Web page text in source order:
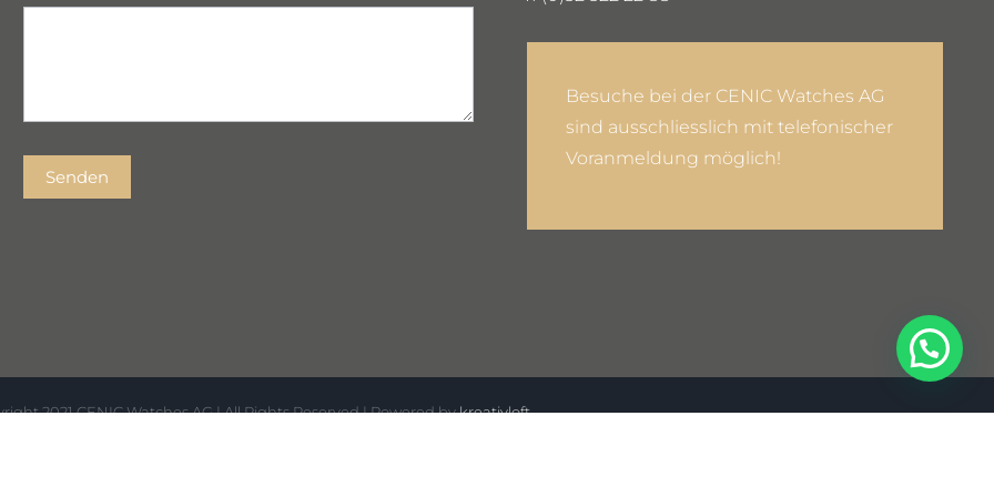
Senden
Besuche bei der CENIC Watches AG
sind ausschliesslich mit telefonischer
Voranmeldung möglich!
2021 CENIC Watches AG | All Rights Reserved | Powered bykreativloft